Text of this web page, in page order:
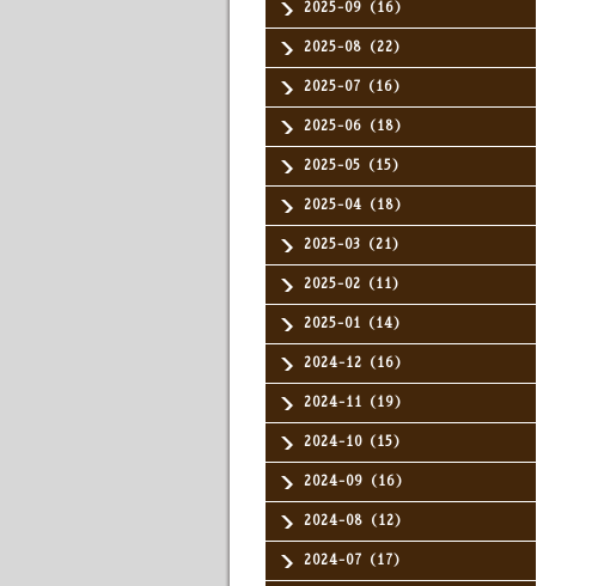
2025-09（16）
2025-08（22）
2025-07（16）
2025-06（18）
2025-05（15）
2025-04（18）
2025-03（21）
2025-02（11）
2025-01（14）
2024-12（16）
2024-11（19）
2024-10（15）
2024-09（16）
2024-08（12）
2024-07（17）